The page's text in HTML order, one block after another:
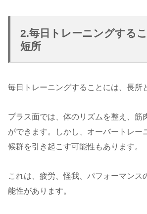
2.毎日トレーニングする
短所
毎日トレーニングすることには、長所
プラス面では、体のリズムを整え、筋
ができます。しかし、オーバートレー
候群を引き起こす可能性もあります。
これは、疲労、怪我、パフォーマンス
能性があります。